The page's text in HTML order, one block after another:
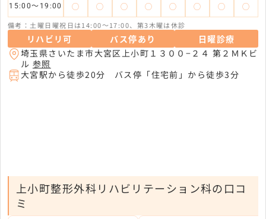
15:00～19:00 ◯ ◯ ◯ ◯ ◯ ◯ ◯ ◯
備考：土曜日曜祝日は14:00～17:00、第3木曜は休診
リハビリ可 バス停あり
日曜診療
埼玉県さいたま市大宮区上小町１３００−２４ 第２ＭＫビ
ル 参照
大宮駅から徒歩20分 バス停「住宅前」から徒歩3分
上小町整形外科リハビリテーション科の口コ
ミ